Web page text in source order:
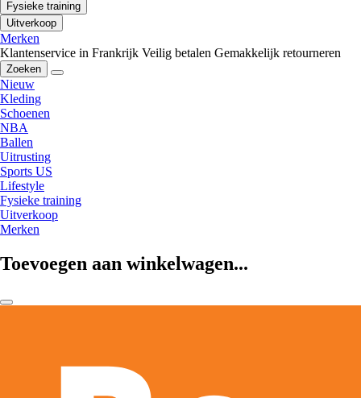
Fysieke training
Uitverkoop
Merken
Klantenservice in Frankrijk Veilig betalen Gemakkelijk retourneren
Zoeken
Nieuw
Kleding
Schoenen
NBA
Ballen
Uitrusting
Sports US
Lifestyle
Fysieke training
Uitverkoop
Merken
Toevoegen aan winkelwagen...